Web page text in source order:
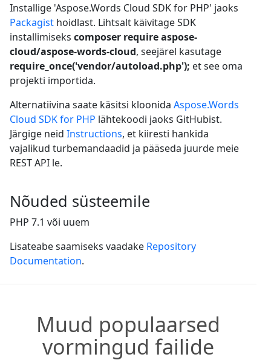
Installige 'Aspose.Words Cloud SDK for PHP' jaoks
Packagist hoidlast. Lihtsalt käivitage SDK
installimiseks composer require aspose-
cloud/aspose-words-cloud, seejärel kasutage
require_once('vendor/autoload.php'); et see oma
projekti importida.
Alternatiivina saate käsitsi kloonida Aspose.Words
Cloud SDK for PHP lähtekoodi jaoks GitHubist.
Järgige neid Instructions, et kiiresti hankida
vajalikud turbemandaadid ja pääseda juurde meie
REST API le.
Nõuded süsteemile
PHP 7.1 või uuem
Lisateabe saamiseks vaadake Repository
Documentation.
Muud populaarsed
vormingud failide